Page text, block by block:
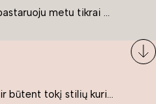
Modernios klasikos interjeras pastaruoju metu tikrai yra „ant bangos“. Tie, kurie nenori pernelyg nutolti nuo klasikos, bet drauge žavisi šiuolaikiškais sprendimais, su malonumu savo namuose kuria klasikos ir modernaus interjero tandemą – elegantišką, subtilų ir žavingą.
Jei esate prabangos gerbėjas ir būtent tokį stilių kuriate savo namuose ar biure, tuomet solidūs, prabangūs baldai nepriekaištingai įsilies į Jūsų kuriamą interjerą.